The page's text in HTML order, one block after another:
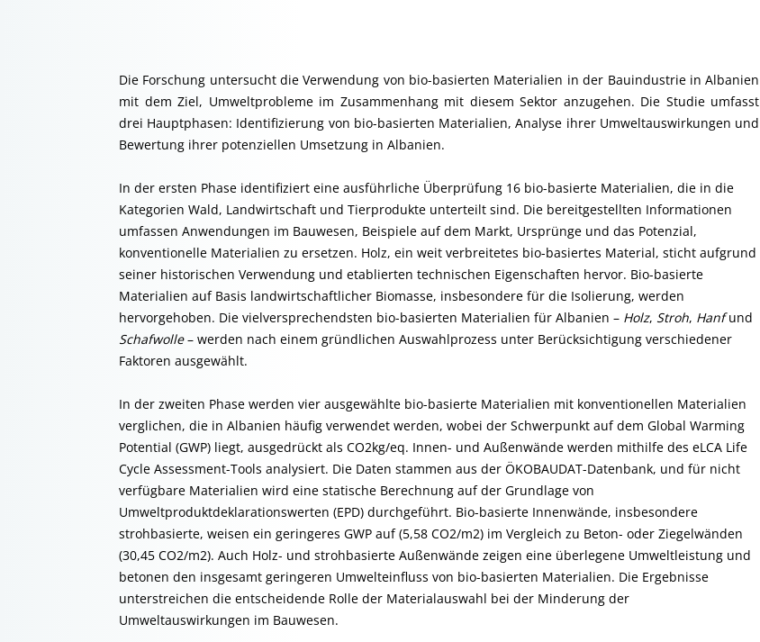
Die Forschung untersucht die Verwendung von bio-basierten Materialien in der Bauindustrie in Albanien
mit dem Ziel, Umweltprobleme im Zusammenhang mit diesem Sektor anzugehen. Die Studie umfasst
drei Hauptphasen: Identifizierung von bio-basierten Materialien, Analyse ihrer Umweltauswirkungen und
Bewertung ihrer potenziellen Umsetzung in Albanien.
In der ersten Phase identifiziert eine ausführliche Überprüfung 16 bio-basierte Materialien, die in die
Kategorien Wald, Landwirtschaft und Tierprodukte unterteilt sind. Die bereitgestellten Informationen
umfassen Anwendungen im Bauwesen, Beispiele auf dem Markt, Ursprünge und das Potenzial,
konventionelle Materialien zu ersetzen. Holz, ein weit verbreitetes bio-basiertes Material, sticht aufgrund
seiner historischen Verwendung und etablierten technischen Eigenschaften hervor. Bio-basierte
Materialien auf Basis landwirtschaftlicher Biomasse, insbesondere für die Isolierung, werden
hervorgehoben. Die vielversprechendsten bio-basierten Materialien für Albanien – Holz, Stroh, Hanfund
Schafwolle– werden nach einem gründlichen Auswahlprozess unter Berücksichtigung verschiedener
Faktoren ausgewählt.
In der zweiten Phase werden vier ausgewählte bio-basierte Materialien mit konventionellen Materialien
verglichen, die in Albanien häufig verwendet werden, wobei der Schwerpunkt auf dem Global Warming
Potential (GWP) liegt, ausgedrückt als CO2kg/eq. Innen- und Außenwände werden mithilfe des eLCA Life
Cycle Assessment-Tools analysiert. Die Daten stammen aus der ÖKOBAUDAT-Datenbank, und für nicht
verfügbare Materialien wird eine statische Berechnung auf der Grundlage von
Umweltproduktdeklarationswerten (EPD) durchgeführt. Bio-basierte Innenwände, insbesondere
strohbasierte, weisen ein geringeres GWP auf (5,58 CO2/m2) im Vergleich zu Beton- oder Ziegelwänden
(30,45 CO2/m2). Auch Holz- und strohbasierte Außenwände zeigen eine überlegene Umweltleistung und
betonen den insgesamt geringeren Umwelteinfluss von bio-basierten Materialien. Die Ergebnisse
unterstreichen die entscheidende Rolle der Materialauswahl bei der Minderung der
Umweltauswirkungen im Bauwesen.